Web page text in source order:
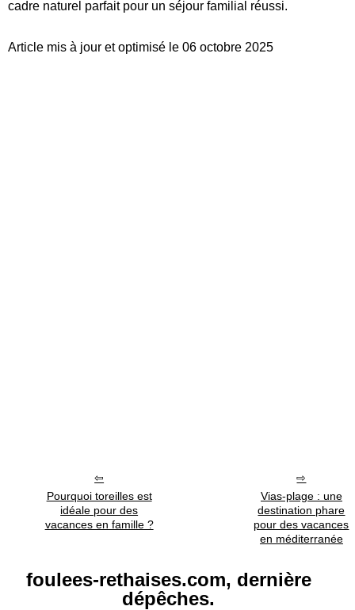
cadre naturel parfait pour un séjour familial réussi.
Article mis à jour et optimisé le 06 octobre 2025
Pourquoi toreilles est
idéale pour des
vacances en famille ?
Vias-plage : une
destination phare
pour des vacances
en méditerranée
foulees-rethaises.com, dernière
dépêches.